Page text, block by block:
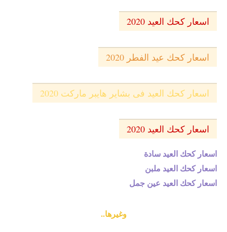
اسعار كحك العيد 2020
اسعار كحك عيد الفطر 2020
اسعار كحك العيد فى بشاير هايبر ماركت 2020
اسعار كحك العيد 2020
اسعار كحك العيد سادة
اسعار كحك العيد ملبن
اسعار كحك العيد عين جمل
وغيرها..